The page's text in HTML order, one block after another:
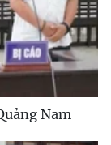
Nam